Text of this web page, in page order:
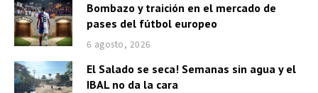
Bombazo y traición en el mercado de
pases del fútbol europeo
6 agosto, 2026
El Salado se seca! Semanas sin agua y el
IBAL no da la cara